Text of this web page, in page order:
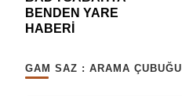
dolaşımı
BENDEN YARE
HABERİ
GAM SAZ : ARAMA ÇUBUĞU